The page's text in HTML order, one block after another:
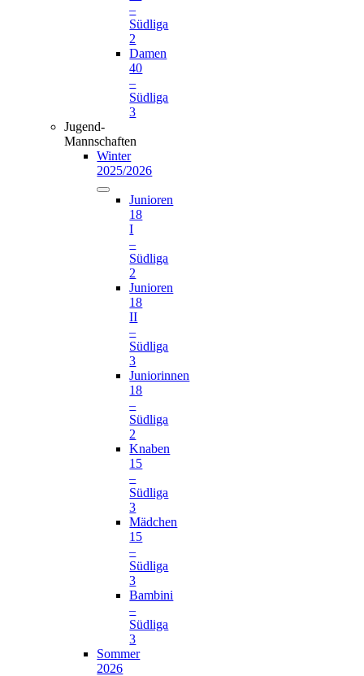
–
Südliga
2
Damen
40
–
Südliga
3
Jugend-
Mannschaften
Winter
2025/2026
Junioren
18
I
–
Südliga
2
Junioren
18
II
–
Südliga
3
Juniorinnen
18
–
Südliga
2
Knaben
15
–
Südliga
3
Mädchen
15
–
Südliga
3
Bambini
–
Südliga
3
Sommer
2026